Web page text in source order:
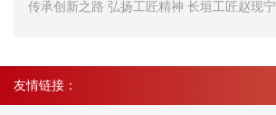
传承创新之路 弘扬工匠精神 长垣工匠赵现宁
友情链接：